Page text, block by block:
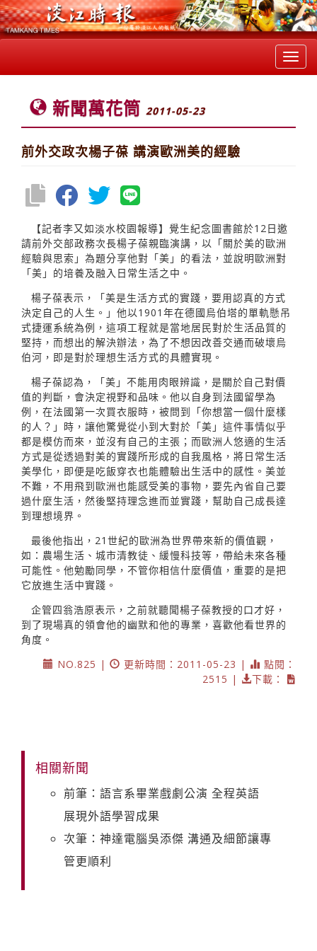
新聞萬花筒 2011-05-23
前外交政次楊子葆 講演歐洲美的經驗
【記者李又如淡水校園報導】覺生紀念圖書館於12日邀
請前外交部政務次長楊子葆親臨演講，以「關於美的歐洲
經驗與思索」為題分享他對「美」的看法，並說明歐洲對
「美」的培養及融入日常生活之中。
楊子葆表示，「美是生活方式的實踐，要用認真的方式
決定自己的人生。」他以1901年在德國烏伯塔的單軌懸吊
式捷運系統為例，這項工程就是當地居民對於生活品質的
堅持，而想出的解決辦法，為了不想因改善交通而破壞烏
伯河，即是對於理想生活方式的具體實現。
楊子葆認為，「美」不能用肉眼辨識，是關於自己對價
值的判斷，會決定視野和品味。他以自身到法國留學為
例，在法國第一次買衣服時，被問到「你想當一個什麼樣
的人？」時，讓他驚覺從小到大對於「美」這件事情似乎
都是模仿而來，並沒有自己的主張；而歐洲人悠適的生活
方式是從透過對美的實踐所形成的自我風格，將日常生活
美學化，即便是吃飯穿衣也能體驗出生活中的感性。美並
不難，不用飛到歐洲也能感受美的事物，要先內省自己要
過什麼生活，然後堅持理念進而並實踐，幫助自己成長達
到理想境界。
最後他指出，21世紀的歐洲為世界帶來新的價值觀，
如：農場生活、城市清教徒、緩慢科技等，帶給未來各種
可能性。他勉勵同學，不管你相信什麼價值，重要的是把
它放進生活中實踐。
企管四翁浩原表示，之前就聽聞楊子葆教授的口才好，
到了現場真的領會他的幽默和他的專業，喜歡他看世界的
角度。
NO.825 |
更新時間：2011-05-23 |
點閱：
2515 |
下載：
相關新聞
前筆：語言系畢業戲劇公演 全程英語
展現外語學習成果
次筆：神達電腦吳添傑 溝通及細節讓專
管更順利